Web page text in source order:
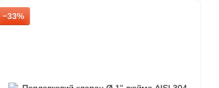
−33%